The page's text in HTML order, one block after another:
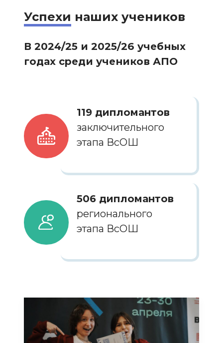
Успехи наших учеников
В 2024/25 и 2025/26 учебных
годах среди учеников АПО
119 дипломантов
заключительного
этапа ВсОШ
506 дипломантов
регионального
этапа ВсОШ